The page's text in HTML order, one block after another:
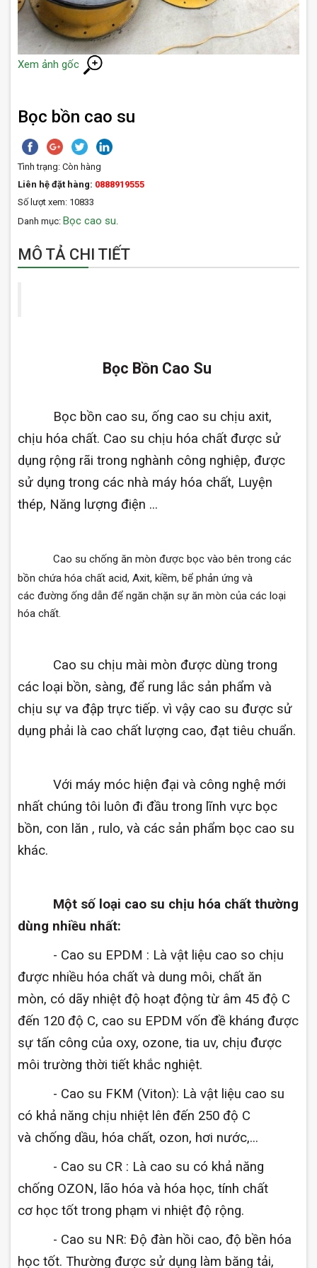
Xem ảnh gốc
Bọc bồn cao su
Tình trạng: Còn hàng
Liên hệ đặt hàng: 0888919555
Số lượt xem: 10833
Danh mục: Bọc cao su.
MÔ TẢ CHI TIẾT
Bọc Bồn Cao Su
Bọc bồn cao su, ống cao su chịu axit,
chịu hóa chất. Cao su chịu hóa chất được sử
dụng rộng rãi trong nghành công nghiệp, được
sử dụng trong các nhà máy hóa chất, Luyện
thép, Năng lượng điện ...
Cao su chống ăn mòn được bọc vào bên trong các
bồn chứa hóa chất acid, Axit, kiềm, bể phản ứng và
các đường ống dẫn để ngăn chặn sự ăn mòn của các loại
hóa chất.
Cao su chịu mài mòn được dùng trong
các loại bồn, sàng, để rung lắc sản phẩm và
chịu sự va đập trực tiếp. vì vậy cao su được sử
dụng phải là cao chất lượng cao, đạt tiêu chuẩn.
Với máy móc hiện đại và công nghệ mới
nhất chúng tôi luôn đi đầu trong lĩnh vực bọc
bồn, con lăn , rulo, và các sản phẩm bọc cao su
khác.
Một số loại cao su chịu hóa chất thường
dùng nhiều nhất:
- Cao su EPDM : Là vật liệu cao so chịu
được nhiều hóa chất và dung môi, chất ăn
mòn, có dãy nhiệt độ hoạt động từ âm 45 độ C
đến 120 độ C, cao su EPDM vốn đề kháng được
sự tấn công của oxy, ozone, tia uv, chịu được
môi trường thời tiết khắc nghiệt.
- Cao su FKM (Viton): Là vật liệu cao su
có khả năng chịu nhiệt lên đến 250 độ C
và chống dầu, hóa chất, ozon, hơi nước,...
- Cao su CR : Là cao su có khả năng
chống OZON, lão hóa và hóa học, tính chất
cơ học tốt trong phạm vi nhiệt độ rộng.
- Cao su NR: Độ đàn hồi cao, độ bền hóa
học tốt. Thường được sử dụng làm băng tải,